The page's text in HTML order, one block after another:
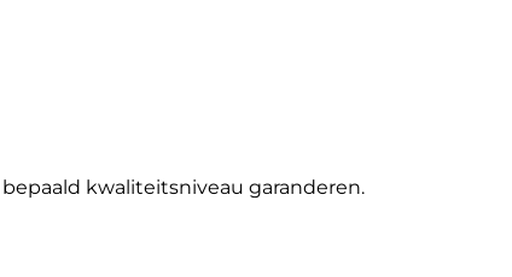
kwaliteitsniveau garanderen.